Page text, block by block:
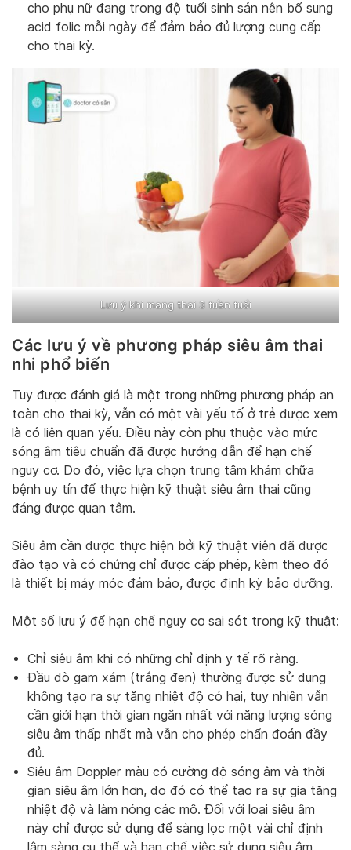
cho phụ nữ đang trong độ tuổi sinh sản nên bổ sung
acid folic mỗi ngày để đảm bảo đủ lượng cung cấp
cho thai kỳ.
Lưu ý khi mang thai 3 tuần tuổi
Các lưu ý về phương pháp siêu âm thai
nhi phổ biến
Tuy được đánh giá là một trong những phương pháp an
toàn cho thai kỳ, vẫn có một vài yếu tố ở trẻ được xem
là có liên quan yếu. Điều này còn phụ thuộc vào mức
sóng âm tiêu chuẩn đã được hướng dẫn để hạn chế
nguy cơ. Do đó, việc lựa chọn trung tâm khám chữa
bệnh uy tín để thực hiện kỹ thuật siêu âm thai cũng
đáng được quan tâm.
Siêu âm cần được thực hiện bởi kỹ thuật viên đã được
đào tạo và có chứng chỉ được cấp phép, kèm theo đó
là thiết bị máy móc đảm bảo, được định kỳ bảo dưỡng.
Một số lưu ý để hạn chế nguy cơ sai sót trong kỹ thuật:
Chỉ siêu âm khi có những chỉ định y tế rõ ràng.
Đầu dò gam xám (trắng đen) thường được sử dụng
không tạo ra sự tăng nhiệt độ có hại, tuy nhiên vẫn
cần giới hạn thời gian ngắn nhất với năng lượng sóng
siêu âm thấp nhất mà vẫn cho phép chẩn đoán đầy
đủ.
Siêu âm Doppler màu có cường độ sóng âm và thời
gian siêu âm lớn hơn, do đó có thể tạo ra sự gia tăng
nhiệt độ và làm nóng các mô. Đối với loại siêu âm
này chỉ được sử dụng để sàng lọc một vài chỉ định